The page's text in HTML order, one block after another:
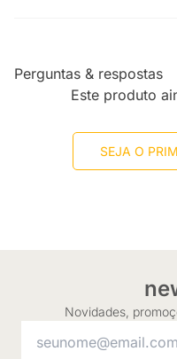
Perguntas & respostas
Este produto
SEJA O
Novidades,